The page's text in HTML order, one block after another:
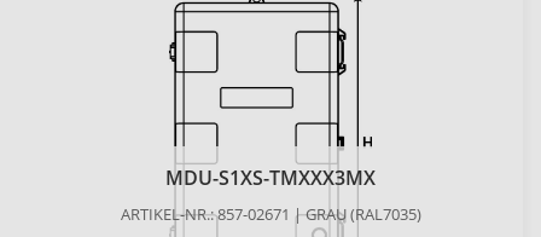
MDU-S1XS-TMXXX3MX
ARTIKEL-NR.: 857-02671 | GRAU (RAL7035)